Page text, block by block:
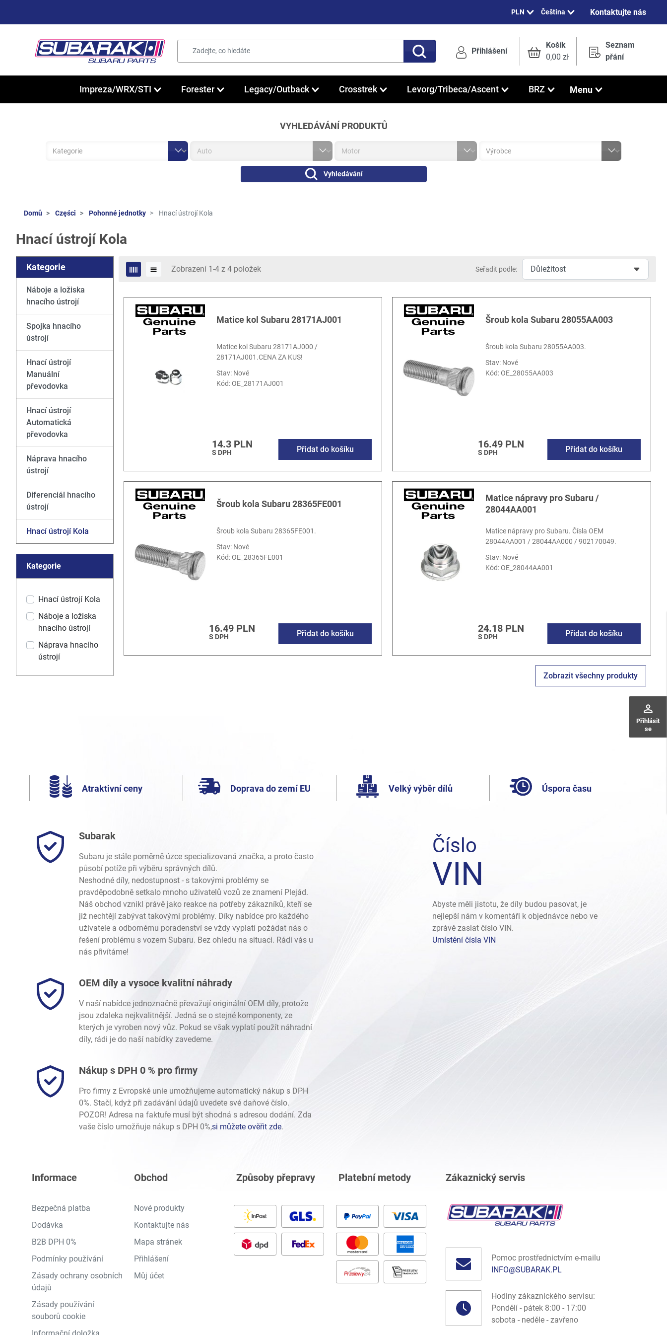
Čeština Kontaktujte nás
Přihlášení
Košík
0,00 zł
Seznam
přání
perm_identity
Přihlásit
se
Impreza/WRX/STI Forester Legacy/Outback Crosstrek Levorg/Tribeca/Ascent BRZ Menu
VYHLEDÁVÁNÍ PRODUKTŮ
Vyhledávání
Domů Części Pohonné jednotky Hnací ústrojí Kola
Hnací ústrojí Kola
Kategorie
Náboje a ložiska
hnacího ústrojí
Spojka hnacího
ústrojí
Hnací ústrojí
Manuální
převodovka
Hnací ústrojí
Automatická
převodovka
Náprava hnacího
ústrojí
Diferenciál hnacího
ústrojí
Hnací ústrojí Kola
Kategorie
Hnací ústrojí Kola
Náboje a ložiska
hnacího ústrojí
Náprava hnacího
ústrojí
Zobrazení 1-4 z 4 položek Seřadit podle:
Matice kol Subaru 28171AJ001
Matice kol Subaru 28171AJ000 /
28171AJ001.CENA ZA KUS!
Stav: Nové
Kód:OE_28171AJ001
14.3 PLN
S DPH Přidat do košíku
Šroub kola Subaru 28055AA003
Šroub kola Subaru 28055AA003.
Stav: Nové
Kód:OE_28055AA003
16.49 PLN
S DPH Přidat do košíku
Šroub kola Subaru 28365FE001
Šroub kola Subaru 28365FE001.
Stav: Nové
Kód:OE_28365FE001
16.49 PLN
S DPH Přidat do košíku
Matice nápravy pro Subaru /
28044AA001
Matice nápravy pro Subaru. Čísla OEM
28044AA001 / 28044AA000 / 902170049.
Stav: Nové
Kód:OE_28044AA001
24.18 PLN
S DPH Přidat do košíku
Zobrazit všechny produkty
Atraktivní ceny Doprava do zemí EU Velký výběr dílů Úspora času
Subarak
Subaru je stále poměrně úzce specializovaná značka, a proto často
působí potíže při výběru správných dílů.
Neshodné díly, nedostupnost - s takovými problémy se
pravděpodobně setkalo mnoho uživatelů vozů ze znamení Plejád.
Náš obchod vznikl právě jako reakce na potřeby zákazníků, kteří se
již nechtějí zabývat takovými problémy. Díky nabídce pro každého
uživatele a odbornému poradenství se vždy vyplatí požádat nás o
řešení problému s vozem Subaru. Bez ohledu na situaci. Rádi vás u
nás přivítáme!
OEM díly a vysoce kvalitní náhrady
V naší nabídce jednoznačně převažují originální OEM díly, protože
jsou zdaleka nejkvalitnější. Jedná se o stejné komponenty, ze
kterých je vyroben nový vůz. Pokud se však vyplatí použít náhradní
díly, rádi je do naší nabídky zavedeme.
Nákup s DPH 0 % pro firmy
Pro firmy z Evropské unie umožňujeme automatický nákup s DPH
0%. Stačí, když při zadávání údajů uvedete své daňové číslo.
POZOR! Adresa na faktuře musí být shodná s adresou dodání. Zda
vaše číslo umožňuje nákup s DPH 0%,si můžete ověřit zde.
Číslo
VIN
Abyste měli jistotu, že díly budou pasovat, je
nejlepší nám v komentáři k objednávce nebo ve
zprávě zaslat číslo VIN.
Umístění čísla VIN
Informace
Bezpečná platba
Dodávka
B2B DPH 0%
Podmínky používání
Zásady ochrany osobních
údajů
Zásady používání
souborů cookie
Obchod
Nové produkty
Kontaktujte nás
Mapa stránek
Přihlášení
Můj účet
Způsoby přepravy Platební metody Zákaznický servis
Pomoc prostřednictvím e-mailu
INFO@SUBARAK.PL
Hodiny zákaznického servisu:
Pondělí - pátek 8:00 - 17:00
sobota - neděle - zavřeno